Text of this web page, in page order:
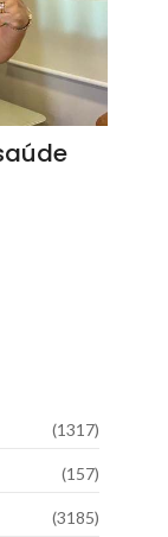
(1317)
(157)
(3185)